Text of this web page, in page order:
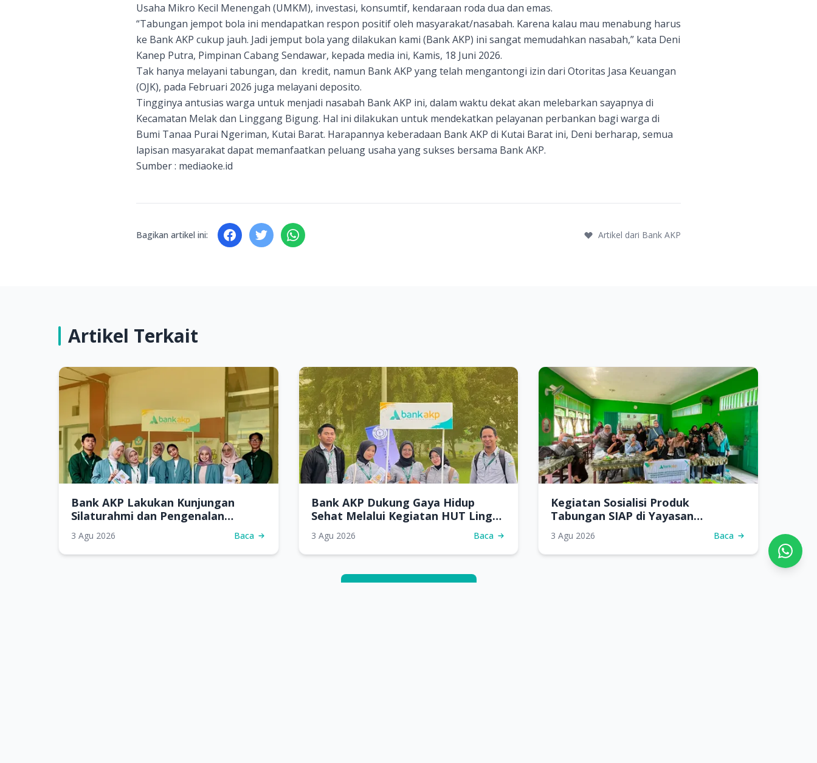
Usaha Mikro Kecil Menengah (UMKM), investasi, konsumtif, kendaraan roda dua dan emas.
“Tabungan jempot bola ini mendapatkan respon positif oleh masyarakat/nasabah. Karena kalau mau menabung harus
ke Bank AKP cukup jauh. Jadi jemput bola yang dilakukan kami (Bank AKP) ini sangat memudahkan nasabah,” kata Deni
Kanep Putra, Pimpinan Cabang Sendawar, kepada media ini, Kamis, 18 Juni 2026.
Tak hanya melayani tabungan, dan kredit, namun Bank AKP yang telah mengantongi izin dari Otoritas Jasa Keuangan
(OJK), pada Februari 2026 juga melayani deposito.
Tingginya antusias warga untuk menjadi nasabah Bank AKP ini, dalam waktu dekat akan melebarkan sayapnya di
Kecamatan Melak dan Linggang Bigung. Hal ini dilakukan untuk mendekatkan pelayanan perbankan bagi warga di
Bumi Tanaa Purai Ngeriman, Kutai Barat. Harapannya keberadaan Bank AKP di Kutai Barat ini, Deni berharap, semua
lapisan masyarakat dapat memanfaatkan peluang usaha yang sukses bersama Bank AKP.
Sumber : mediaoke.id
Bagikan artikel ini: Artikel dari Bank AKP
Artikel Terkait
Bank AKP Lakukan Kunjungan
Silaturahmi dan Pengenalan
Samarinda
3 Agu 2026 Baca
Bank AKP Dukung Gaya Hidup
Sehat Melalui Kegiatan HUT Ling
3 Agu 2026 Baca
Kegiatan Sosialisi Produk
Tabungan SIAP di Yayasan
3 Agu 2026 Baca